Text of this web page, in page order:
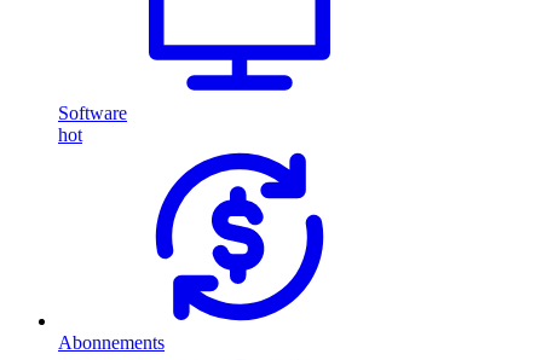
Software
hot
Abonnements